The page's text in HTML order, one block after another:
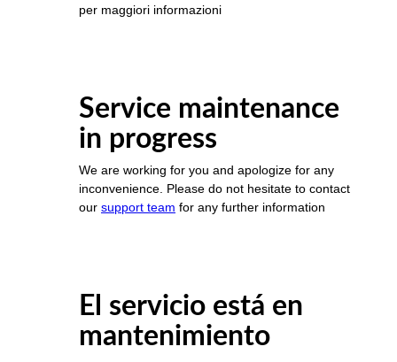
per maggiori informazioni
Service maintenance
in progress
We are working for you and apologize for any
inconvenience. Please do not hesitate to contact
our support team for any further information
El servicio está en
mantenimiento